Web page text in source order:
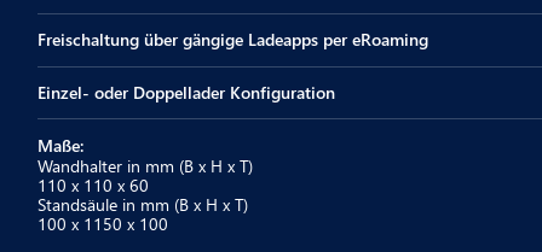
Freischaltung über gängige Ladeapps per eRoaming
Einzel- oder Doppellader Konfiguration
Maße:
Wandhalter in mm (B x H x T)
110 x 110 x 60
Standsäule in mm (B x H x T)
100 x 1150 x 100